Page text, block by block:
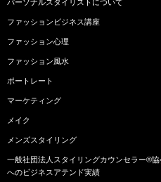
パーソナルスタイリストについて
ファッションビジネス講座
ファッション心理
ファッション風水
ポートレート
マーケティング
メイク
メンズスタイリング
一般社団法人スタイリングカウンセラー®協
へのビジネスアテンド実績